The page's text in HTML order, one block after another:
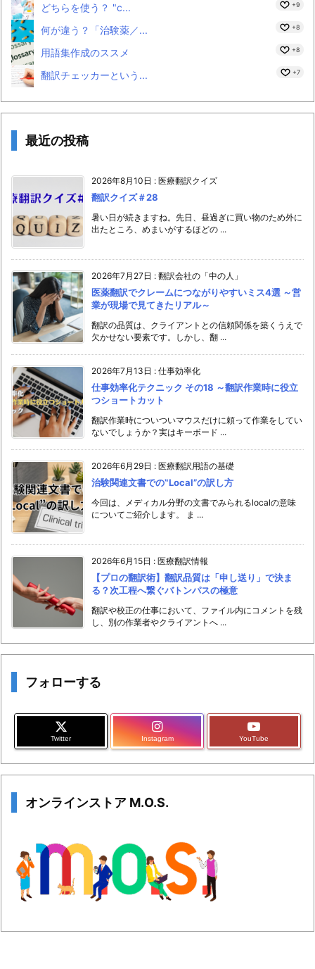
どちらを使う？ "c... +9
何が違う？「治験薬／... +8
用語集作成のススメ +8
翻訳チェッカーという... +7
最近の投稿
2026年8月10日 : 医療翻訳クイズ
翻訳クイズ＃28
暑い日が続きますね。先日、昼過ぎに買い物のため外に
出たところ、めまいがするほどの ...
2026年7月27日 : 翻訳会社の「中の人」
医薬翻訳でクレームにつながりやすいミス4選 ～営
業が現場で見てきたリアル～
翻訳の品質は、クライアントとの信頼関係を築くうえで
欠かせない要素です。しかし、翻 ...
2026年7月13日 : 仕事効率化
仕事効率化テクニック その18 ～翻訳作業時に役立
つショートカット
翻訳作業時についついマウスだけに頼って作業をしてい
ないでしょうか？実はキーボード ...
2026年6月29日 : 医療翻訳用語の基礎
治験関連文書での‟Local”の訳し方
今回は、メディカル分野の文書でみられるlocalの意味
についてご紹介します。 ま ...
2026年6月15日 : 医療翻訳情報
【プロの翻訳術】翻訳品質は「申し送り」で決ま
る？次工程へ繋ぐバトンパスの極意
翻訳や校正の仕事において、ファイル内にコメントを残
し、別の作業者やクライアントへ ...
フォローする
Twitter Instagram YouTube
オンラインストア M.O.S.